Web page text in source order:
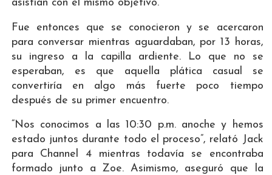
asistían con el mismo objetivo.
Fue entonces que se conocieron y se acercaron
para conversar mientras aguardaban, por 13 horas,
su ingreso a la capilla ardiente. Lo que no se
esperaban, es que aquella plática casual se
convertiría en algo más fuerte poco tiempo
después de su primer encuentro.
“Nos conocimos a las 10:30 p.m. anoche y hemos
estado juntos durante todo el proceso”, relató Jack
para Channel 4 mientras todavía se encontraba
formado junto a Zoe. Asimismo, aseguró que la